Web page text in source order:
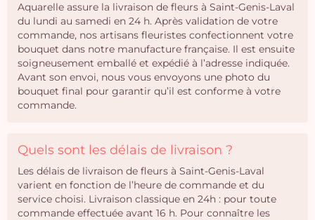
Aquarelle assure la livraison de fleurs à Saint-Genis-Laval
du lundi au samedi en 24 h. Après validation de votre
commande, nos artisans fleuristes confectionnent votre
bouquet dans notre manufacture française. Il est ensuite
soigneusement emballé et expédié à l’adresse indiquée.
Avant son envoi, nous vous envoyons une photo du
bouquet final pour garantir qu’il est conforme à votre
commande.
Quels sont les délais de livraison ?
Les délais de livraison de fleurs à Saint-Genis-Laval
varient en fonction de l’heure de commande et du
service choisi. Livraison classique en 24h : pour toute
commande effectuée avant 16 h. Pour connaître les